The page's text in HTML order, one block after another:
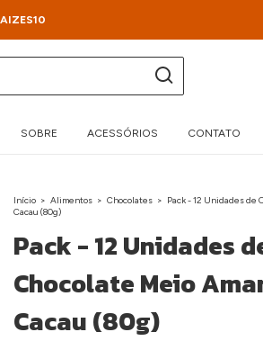
SOBRE ACESSÓRIOS CONTATO
Início > Alimentos > Chocolates > Pack - 12 Unidades de
Cacau (80g)
Pack - 12 Unidades
Chocolate Meio
Cacau (80g)